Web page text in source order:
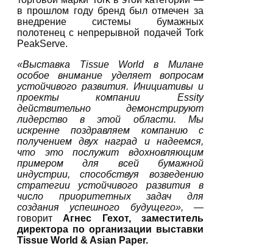
в прошлом году бренд был отмечен за
внедрение системы бумажных
полотенец с непрерывной подачей Tork
PeakServe.
«Выставка Tissue World в Милане
особое внимание уделяет вопросам
устойчивого развития. Инициативы и
проекты компании Essity
действительно демонстрируют
лидерство в этой области. Мы
искренне поздравляем компанию с
получением двух наград и надеемся,
что это послужит вдохновляющим
примером для всей бумажной
индустрии, способствуя возведению
стратегии устойчивого развития в
число приоритетных задач для
создания успешного будущего», —
говоритАгнес Гехот, заместитель
директора по организации выставки
Tissue World & Asian Paper.